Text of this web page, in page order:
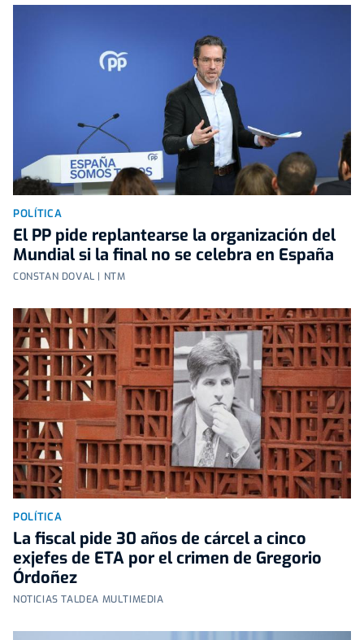
POLÍTICA
El PP pide replantearse la organización del
Mundial si la final no se celebra en España
CONSTAN DOVAL | NTM
POLÍTICA
La fiscal pide 30 años de cárcel a cinco
exjefes de ETA por el crimen de Gregorio
Órdoñez
NOTICIAS TALDEA MULTIMEDIA